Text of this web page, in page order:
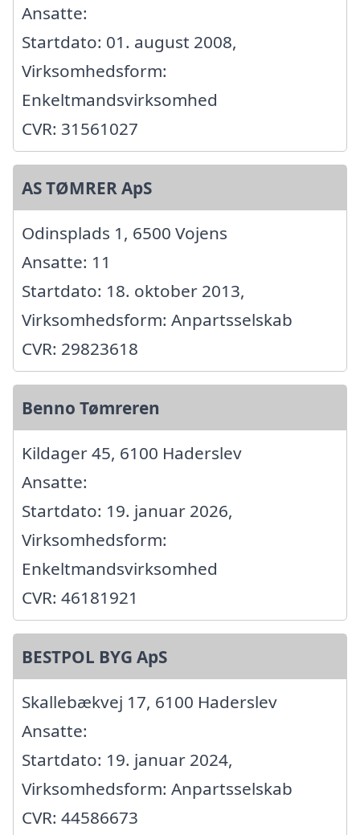
Ansatte:
Startdato: 01. august 2008,
Virksomhedsform:
Enkeltmandsvirksomhed
CVR: 31561027
AS TØMRER ApS
Odinsplads 1, 6500 Vojens
Ansatte: 11
Startdato: 18. oktober 2013,
Virksomhedsform: Anpartsselskab
CVR: 29823618
Benno Tømreren
Kildager 45, 6100 Haderslev
Ansatte:
Startdato: 19. januar 2026,
Virksomhedsform:
Enkeltmandsvirksomhed
CVR: 46181921
BESTPOL BYG ApS
Skallebækvej 17, 6100 Haderslev
Ansatte:
Startdato: 19. januar 2024,
Virksomhedsform: Anpartsselskab
CVR: 44586673